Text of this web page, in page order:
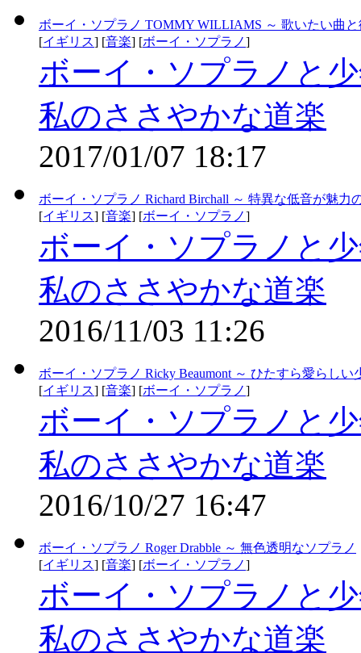
ボーイ・ソプラノ TOMMY WILLIAMS ～ 歌いたい曲
[イギリス] [音楽] [ボーイ・ソプラノ]
ボーイ・ソプラノと
私のささやかな道楽
2017/01/07 18:17
ボーイ・ソプラノ Richard Birchall ～ 特異な低音が魅力
[イギリス] [音楽] [ボーイ・ソプラノ]
ボーイ・ソプラノと
私のささやかな道楽
2016/11/03 11:26
ボーイ・ソプラノ Ricky Beaumont ～ ひたすら愛らしい
[イギリス] [音楽] [ボーイ・ソプラノ]
ボーイ・ソプラノと
私のささやかな道楽
2016/10/27 16:47
ボーイ・ソプラノ Roger Drabble ～ 無色透明なソプラノ
[イギリス] [音楽] [ボーイ・ソプラノ]
ボーイ・ソプラノと
私のささやかな道楽